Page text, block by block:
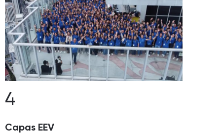
4
Capas EEV